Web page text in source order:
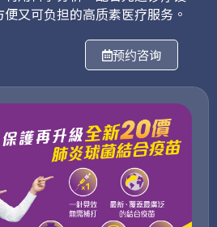
又可负担的高质素医疗服务。
预约咨询